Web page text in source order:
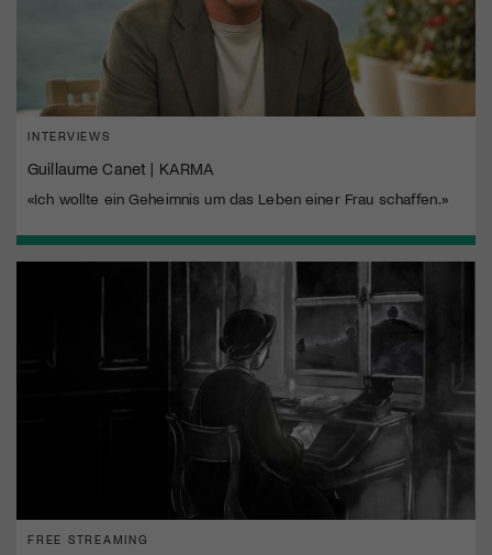
INTERVIEWS
Guillaume Canet | KARMA
«Ich wollte ein Geheimnis um das Leben einer Frau schaffen.»
FREE STREAMING